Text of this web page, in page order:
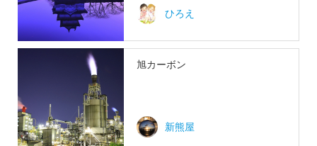
ひろえ
旭カーボン
新熊屋